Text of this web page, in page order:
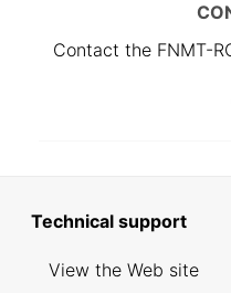
Contact the FNMT-
Technical support
View the Web site